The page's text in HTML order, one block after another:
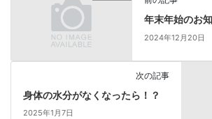
年末年始のお
2024年12月20日
次の記事
身体の水分がなくなったら！？
2025年1月7日